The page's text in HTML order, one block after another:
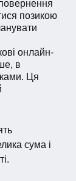
позикою
онлайн-
в
Ця
сума і